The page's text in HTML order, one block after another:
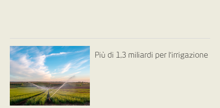
Più di 1,3 miliardi per l’irrigazione